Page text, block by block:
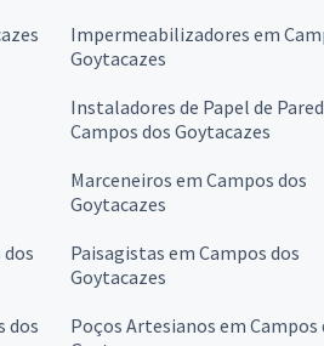
Impermeabilizadores em
Goytacazes
Instaladores de Papel de
Campos dos Goytacazes
Marceneiros em Campos dos
Goytacazes
Paisagistas em Campos dos
Goytacazes
dos
Poços Artesianos em Campos